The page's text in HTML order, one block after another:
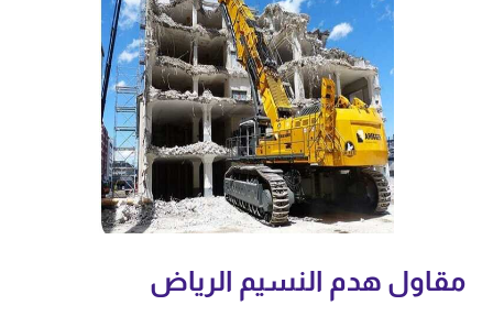
مقاول هدم النسيم الرياض